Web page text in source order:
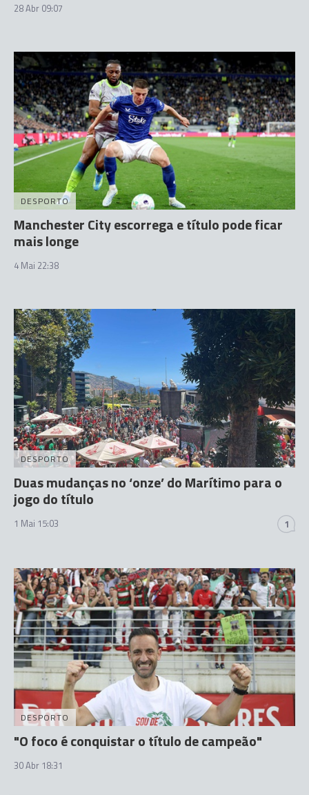
28 Abr 09:07
DESPORTO
Manchester City escorrega e título pode ficar
mais longe
4 Mai 22:38
DESPORTO
Duas mudanças no ‘onze’ do Marítimo para o
jogo do título
1 Mai 15:03 1
DESPORTO
"O foco é conquistar o título de campeão"
30 Abr 18:31